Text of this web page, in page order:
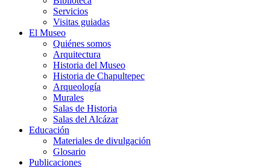
Servicios
Visitas guiadas
El Museo
Quiénes somos
Arquitectura
Historia del Museo
Historia de Chapultepec
Arqueología
Murales
Salas de Historia
Salas del Alcázar
Educación
Materiales de divulgación
Glosario
Publicaciones